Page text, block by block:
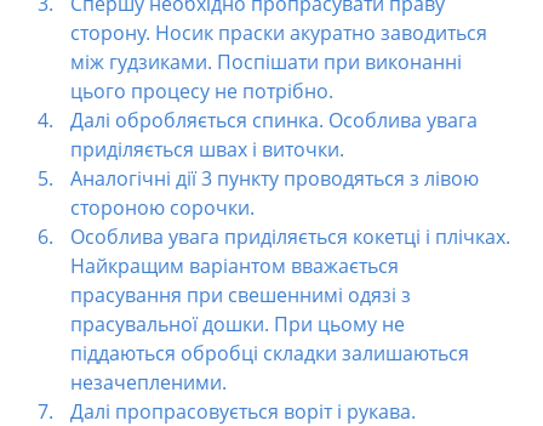
сторону. Носик праски акуратно заводиться
між гудзиками. Поспішати при виконанні
цього процесу не потрібно.
Далі обробляється спинка. Особлива увага
приділяється швах і виточки.
Аналогічні дії 3 пункту проводяться з лівою
стороною сорочки.
Особлива увага приділяється кокетці і плічках.
Найкращим варіантом вважається
прасування при свешеннимі одязі з
прасувальної дошки. При цьому не
піддаються обробці складки залишаються
незачепленими.
Далі пропрасовується воріт і рукава.